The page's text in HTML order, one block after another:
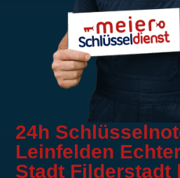
24h
Leinfelden
Stadt Filderstadt